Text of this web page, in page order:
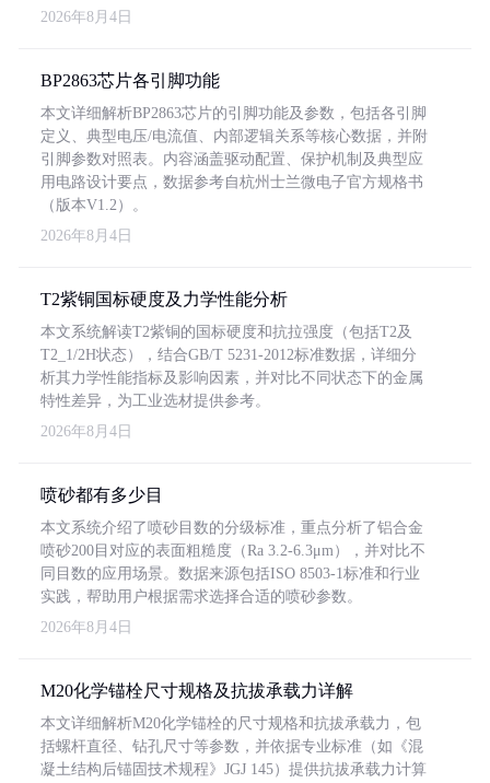
2026年8月4日
BP2863芯片各引脚功能
本文详细解析BP2863芯片的引脚功能及参数，包括各引脚
定义、典型电压/电流值、内部逻辑关系等核心数据，并附
引脚参数对照表。内容涵盖驱动配置、保护机制及典型应
用电路设计要点，数据参考自杭州士兰微电子官方规格书
（版本V1.2）。
2026年8月4日
T2紫铜国标硬度及力学性能分析
本文系统解读T2紫铜的国标硬度和抗拉强度（包括T2及
T2_1/2H状态），结合GB/T 5231-2012标准数据，详细分
析其力学性能指标及影响因素，并对比不同状态下的金属
特性差异，为工业选材提供参考。
2026年8月4日
喷砂都有多少目
本文系统介绍了喷砂目数的分级标准，重点分析了铝合金
喷砂200目对应的表面粗糙度（Ra 3.2-6.3μm），并对比不
同目数的应用场景。数据来源包括ISO 8503-1标准和行业
实践，帮助用户根据需求选择合适的喷砂参数。
2026年8月4日
M20化学锚栓尺寸规格及抗拔承载力详解
本文详细解析M20化学锚栓的尺寸规格和抗拔承载力，包
括螺杆直径、钻孔尺寸等参数，并依据专业标准（如《混
凝土结构后锚固技术规程》JGJ 145）提供抗拔承载力计算